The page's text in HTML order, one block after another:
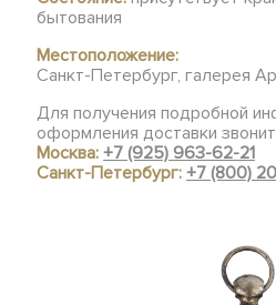
бытования
Местоположение:
Санкт-Петербург, галерея
Для получения подробной
оформления доставки
Москва:+7 (925) 963-62-21
Санкт-Петербург:+7 (800)